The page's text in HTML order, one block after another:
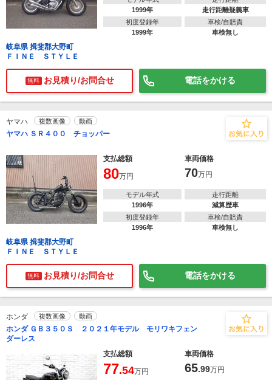
1999年
走行距離疑義車
初度登録年
1999年
車検/自賠責
車検無し
岐阜県 揖斐郡大野町
ＦＩＮＥ ＳＴＹＬＥ
無料 お見積り/お問合せ 電話をかける
ヤマハ 複数画像 動画
ヤマハ ＳＲ４００ チョッパー
支払総額 車両価格
80万円 70万円
モデル年式
1996年
走行距離
減算歴車
初度登録年
1996年
車検/自賠責
車検無し
岐阜県 揖斐郡大野町
ＦＩＮＥ ＳＴＹＬＥ
無料 お見積り/お問合せ 電話をかける
ホンダ 複数画像 動画
ホンダ ＧＢ３５０Ｓ ２０２１年モデル モリワキフェン
ダーレス
支払総額
車両価格
77.54万円 65.99万円